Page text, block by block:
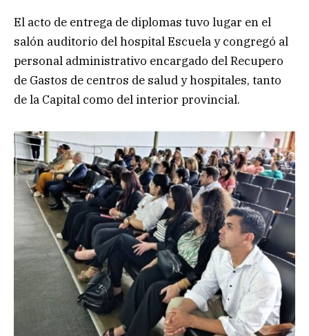
El acto de entrega de diplomas tuvo lugar en el
salón auditorio del hospital Escuela y congregó al
personal administrativo encargado del Recupero
de Gastos de centros de salud y hospitales, tanto
de la Capital como del interior provincial.